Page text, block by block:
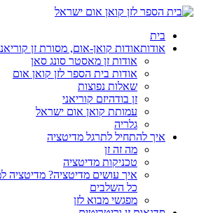
בית
אודותאודות קואן-אום, מסורת זן
אודות זן מאסטר סונג סאן
אודות בית הספר לזן קואן אום
שאלות נפוצות
זן בודהיזם קוריאני
עמותת קואן אום ישראל
גלריה
איך להתחיל לתרגל מדיטציה
מה זה זן
טכניקות מדיטציה
איך עושים מדיטציה? מדיטציה
כל השלבים
מפגשי מבוא לזן